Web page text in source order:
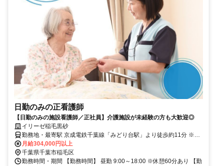
日勤のみの正看護師
【日勤のみの施設看護師／正社員】介護施設が未経験の方も大歓迎◎
イリーゼ稲毛黒砂
勤務地・最寄駅 京成電鉄千葉線「みどり台駅」より徒歩約11分 ※車
通勤OK
月給304,000円以上
千葉県千葉市稲毛区
勤務時間・期間 【勤務時間】 昼勤 9:00～18:00 ※休憩60分あり 【勤